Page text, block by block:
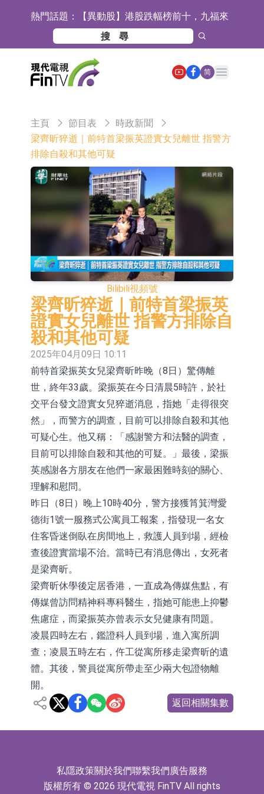
熱門話題： 【異動股】港股跌幅榜前十，九福來
(08611.HK)跌21.43%，天瑞汽車内飾
(06162.HK)跌18.44%
【異動股】港股漲幅榜前十，佳明集
團控股(01271.HK)漲+78.22%，拿森
科技(02261.HK)漲+64.11%
斯迪克：公司為國內摺疊屏核心功能
材料供應商
恒瑞醫藥：公司已在中國獲批上市26
目標客戶的測試認證
上期所：7月份對11個實際控制關系
賬戶組採取限制開倉的監管措施
特發服務：成功中標嗶哩嗶哩上海濱
江總部物業服務項目
亞太股份：公司是零跑汽車和
Stellantis集團的供應商
理工雷科面向邊緣AI場景推出"山
海"系列智算模組 系列產品基於國產
CPU與GPU構建
【異動股】醫療研發外包板塊拉升，
博騰股份(300363.CN)漲20.02%
日韓股市收盤雙雙下跌
依米康：海外交付以東南亞、中東市
場為主 並已取得歐美相關認證
上交所：財通多策略福鑫定期開放靈
活配置混合型發起式證券投資基金臨
時停牌
上交所：景順長城全球半導體芯片產
業股票型證券投資基金臨時停牌
【異動股】港股跌幅榜前十，卡森國
際(00496.HK)跌22.40%，九福來
(08611.HK)跌21.01%
【異動股】港股漲幅榜前十，拿森科
技(02261.HK)漲+75.05%，辰興發展
(02286.HK)漲+64.91%
神火股份：新疆神火鋁水轉化率已
100%
【異動股】焦炭Ⅲ板塊下挫，陝西黑
貓(601015.CN)跌8.38%
浙江證監局對財通證券股份有限公司
採取出具警示函措施
山金國際：港股上市工作正常推進中
简
Open main menu
主頁 節目表
時政新聞
梁齊昕猝逝｜前特首梁振英證實女兒離世 指警方
排除自殺和其他可疑
Bilibili視頻號
梁齊昕猝逝｜前特首梁振英
證實女兒離世 指警方排除自
殺和其他可疑
2025年04月09日 10:11
前特首梁振英女兒梁齊昕昨晚（8日）驚傳離
世，終年33歲。梁振英在今日清晨5時許，於社
交平台發文證實女兒猝逝消息，指她「走得很突
然」，而警方的調查，目前可以排除自殺和其他
可疑心生。他又稱：「感謝警方和法醫的調查，
目前可以排除自殺和其他的可疑。」最後，梁振
英感謝各方朋友在他們一家最困難時刻的關心、
理解和慰問。
昨日（8日）晚上10時40分，警方接獲筲箕灣愛
德街1號一服務式公寓員工報案，指發現一名女
住客昏迷倒臥在房間地上，救護人員到場，經檢
查後證實當場不治。當時已有消息傳出，女死者
是梁齊昕。
梁齊昕休學後定居香港，一直成為傳媒焦點，有
傳媒曾訪問精神科專科醫生，指她可能患上抑鬱
焦慮症，而梁振英亦曾表示女兒健康有問題。
凌晨四時左右，鑑證科人員到場，進入寓所調
查；凌晨五時左右，仵工從寓所移走梁齊昕的遺
體。其後，警員從寓所帶走至少兩大包證物離
開。
返回相關集數
私隱政策關於我們聯繫我們廣告服務
版權所有 © 2026 現代電視 FinTV All rights